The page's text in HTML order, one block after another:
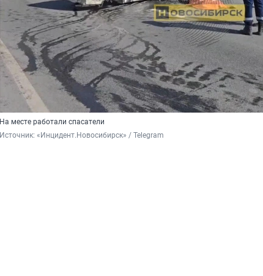
На месте работали спасатели
Источник: «Инцидент.Новосибирск» / Telegram